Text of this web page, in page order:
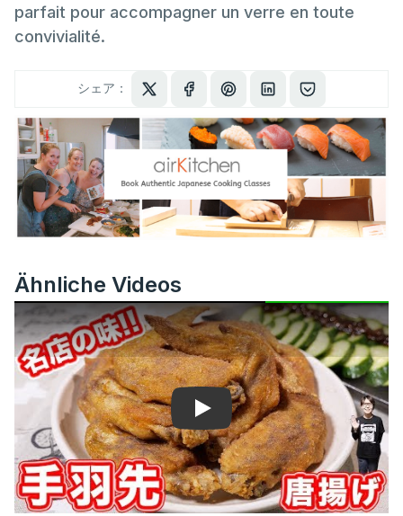
parfait pour accompagner un verre en toute
convivialité.
シェア：
Ähnliche Videos
Play